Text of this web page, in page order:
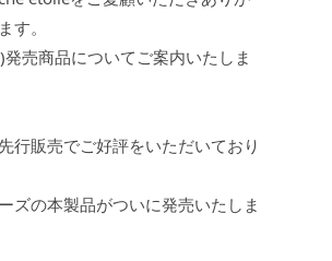
す。
売商品についてご案内いたしま
行販売でご好評をいただいており
ズの本製品がついに発売いたしま